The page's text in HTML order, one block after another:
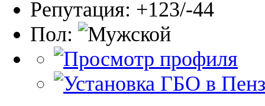
Репутация: +123/-44
Пол: